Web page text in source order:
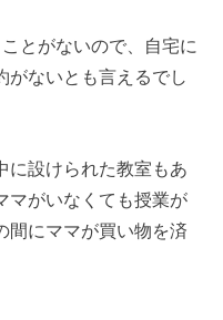
とがないので、自宅に
がないとも言えるでし
に設けられた教室もあ
マがいなくても授業が
間にママが買い物を済